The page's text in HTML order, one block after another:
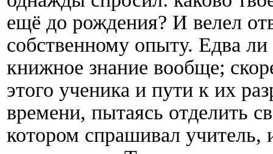
ещё до рождения? И велел
собственному опыту. Едва
книжное знание вообще;
этого ученика и пути к их
времени, пытаясь отделить
котором спрашивал учитель,